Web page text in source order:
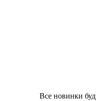
Все новинки